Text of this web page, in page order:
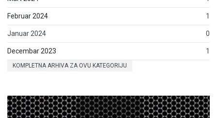
Februar 2024 1
Januar 2024 0
Decembar 2023 1
KOMPLETNA ARHIVA ZA OVU KATEGORIJU